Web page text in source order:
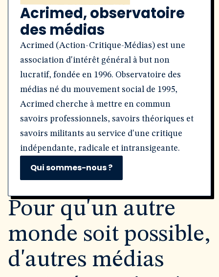
Acrimed, observatoire
des médias
Acrimed (Action-Critique-Médias) est une
association d'intérêt général à but non
lucratif, fondée en 1996. Observatoire des
médias né du mouvement social de 1995,
Acrimed cherche à mettre en commun
savoirs professionnels, savoirs théoriques et
savoirs militants au service d'une critique
indépendante, radicale et intransigeante.
Qui sommes-nous ?
Pour qu'un autre
monde soit possible,
d'autres médias